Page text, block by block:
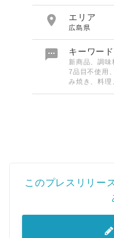
 エリア
広島県
 キーワード
新商品、調味
7品目不使用
み焼き、料理
このプレスリリー